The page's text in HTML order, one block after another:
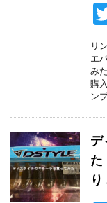
リ
エ
み
購
ン
デ
た